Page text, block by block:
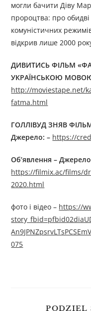
могли бачити Діву
пророцтва: про обидві
комуністичних
відкрив лише 2000
ДИВИТИСЬ ФІЛЬМ
УКРАЇНСЬКОЮ
http://moviestape.net/
fatma.html
ГОЛЛІВУД ЗНЯВ
Джерелo: – https://
Об’явлення –
https://filmix.ac/films/
2020.html
фото і відео – https://
075
PODZIEL